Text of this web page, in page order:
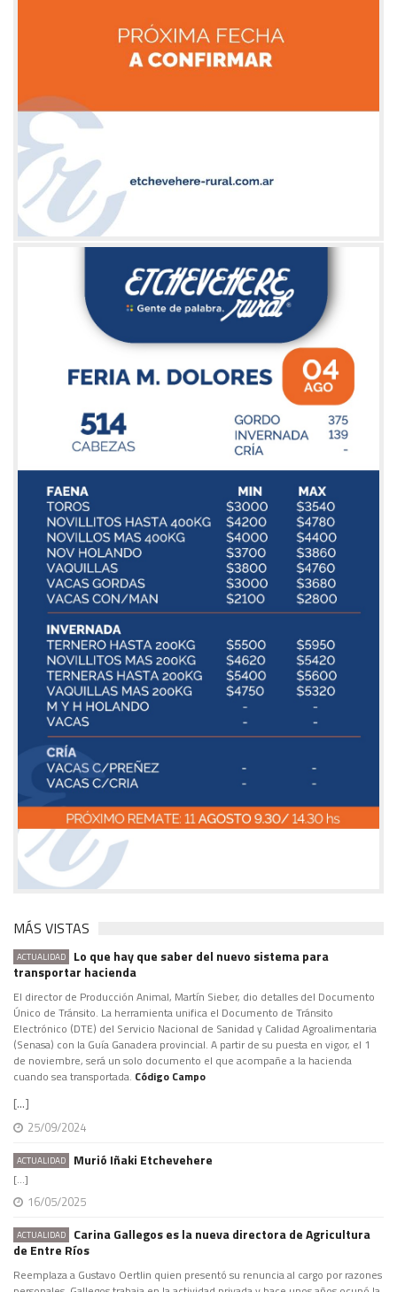
MÁS VISTAS
ACTUALIDAD
Lo que hay que saber del nuevo sistema para
transportar hacienda
El director de Producción Animal, Martín Sieber, dio detalles del Documento
Único de Tránsito. La herramienta unifica el Documento de Tránsito
Electrónico (DTE) del Servicio Nacional de Sanidad y Calidad Agroalimentaria
(Senasa) con la Guía Ganadera provincial. A partir de su puesta en vigor, el 1
de noviembre, será un solo documento el que acompañe a la hacienda
cuando sea transportada. Código Campo
[...]
25/09/2024
ACTUALIDAD Murió Iñaki Etchevehere
[...]
16/05/2025
ACTUALIDAD
Carina Gallegos es la nueva directora de Agricultura
de Entre Ríos
Reemplaza a Gustavo Oertlin quien presentó su renuncia al cargo por razones